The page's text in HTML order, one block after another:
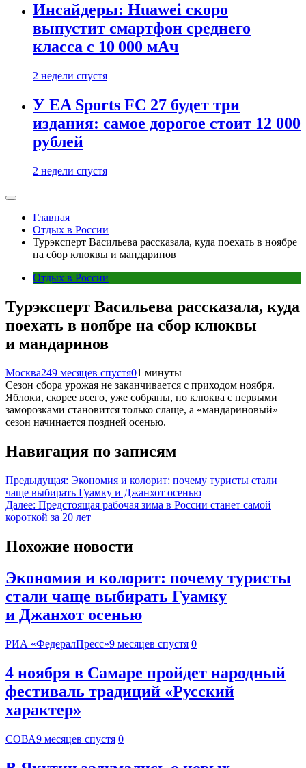
Инсайдеры: Huawei скоро
выпустит смартфон среднего
класса с 10 000 мАч
2 недели спустя
У EA Sports FC 27 будет три
издания: самое дорогое стоит 12 000
рублей
2 недели спустя
Главная
Отдых в России
Турэксперт Васильева рассказала, куда поехать в ноябре
на сбор клюквы и мандаринов
Отдых в России
Турэксперт Васильева рассказала, куда
поехать в ноябре на сбор клюквы
и мандаринов
Москва249 месяцев спустя01 минуты
Сезон сбора урожая не заканчивается с приходом ноября.
Яблоки, скорее всего, уже собраны, но клюква с первыми
заморозками становится только слаще, а «мандариновый»
сезон начинается поздней осенью.
Навигация по записям
Предыдущая: Экономия и колорит: почему туристы стали
чаще выбирать Гуамку и Джанхот осенью
Далее: Предстоящая рабочая зима в России станет самой
короткой за 20 лет
Похожие новости
Экономия и колорит: почему туристы
стали чаще выбирать Гуамку
и Джанхот осенью
РИА «ФедералПресс»9 месяцев спустя 0
4 ноября в Самаре пройдет народный
фестиваль традиций «Русский
характер»
СОВА9 месяцев спустя 0